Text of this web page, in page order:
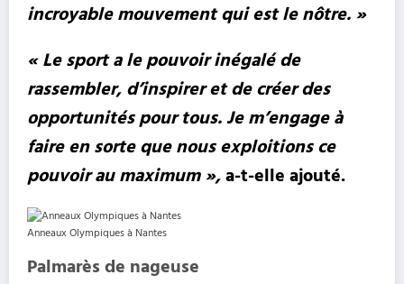
incroyable mouvement qui est le nôtre. »
« Le sport a le pouvoir inégalé de
rassembler, d’inspirer et de créer des
opportunités pour tous. Je m’engage à
faire en sorte que nous exploitions ce
pouvoir au maximum »,a-t-elle ajouté.
Anneaux Olympiques à Nantes
Palmarès de nageuse